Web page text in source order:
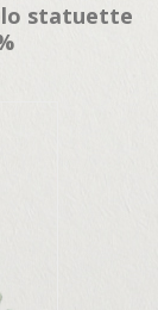
statuette